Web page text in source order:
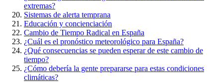
extremas?
Sistemas de alerta temprana
Educación y concienciación
Cambio de Tiempo Radical en España
¿Cuál es el pronóstico meteorológico para España?
¿Qué consecuencias se pueden esperar de este cambio de
tiempo?
¿Cómo debería la gente prepararse para estas condiciones
climáticas?